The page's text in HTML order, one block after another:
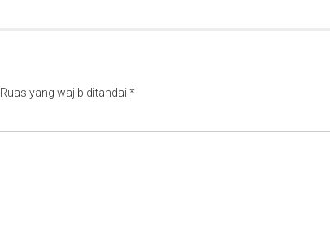
Ruas yang wajib ditandai *